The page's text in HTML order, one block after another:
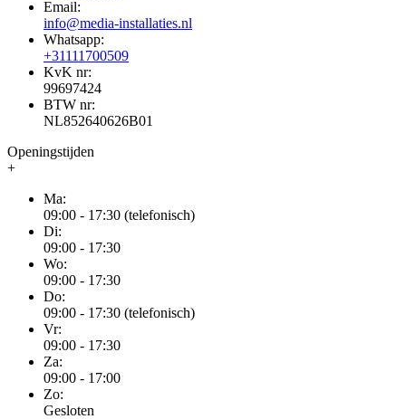
Email:
info@media-installaties.nl
Whatsapp:
+31111700509
KvK nr:
99697424
BTW nr:
NL852640626B01
Openingstijden
+
Ma:
09:00 - 17:30 (telefonisch)
Di:
09:00 - 17:30
Wo:
09:00 - 17:30
Do:
09:00 - 17:30 (telefonisch)
Vr:
09:00 - 17:30
Za:
09:00 - 17:00
Zo:
Gesloten